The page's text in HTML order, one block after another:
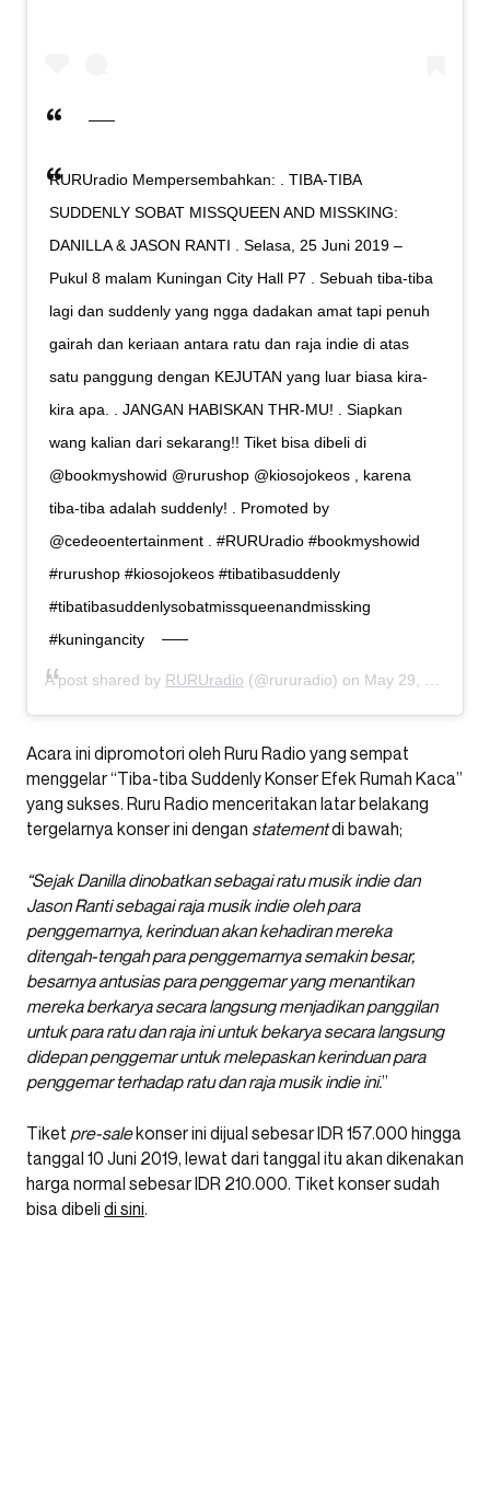
RURUradio Mempersembahkan: . TIBA-TIBA
SUDDENLY SOBAT MISSQUEEN AND MISSKING:
DANILLA & JASON RANTI . Selasa, 25 Juni 2019 –
Pukul 8 malam Kuningan City Hall P7 . Sebuah tiba-tiba
lagi dan suddenly yang ngga dadakan amat tapi penuh
gairah dan keriaan antara ratu dan raja indie di atas
satu panggung dengan KEJUTAN yang luar biasa kira-
kira apa. . JANGAN HABISKAN THR-MU! . Siapkan
wang kalian dari sekarang!! Tiket bisa dibeli di
@bookmyshowid @rurushop @kiosojokeos , karena
tiba-tiba adalah suddenly! . Promoted by
@cedeoentertainment . #RURUradio #bookmyshowid
#rurushop #kiosojokeos #tibatibasuddenly
#tibatibasuddenlysobatmissqueenandmissking
#kuningancity
A post shared by RURUradio (@rururadio) on May 29, 2019 at 10:14am PDT
Acara ini dipromotori oleh Ruru Radio yang sempat
menggelar “Tiba-tiba Suddenly Konser Efek Rumah Kaca”
yang sukses. Ruru Radio menceritakan latar belakang
tergelarnya konser ini dengan statementdi bawah;
“Sejak Danilla dinobatkan sebagai ratu musik indie dan
Jason Ranti sebagai raja musik indie oleh para
penggemarnya, kerinduan akan kehadiran mereka
ditengah-tengah para penggemarnya semakin besar,
besarnya antusias para penggemar yang menantikan
mereka berkarya secara langsung menjadikan panggilan
untuk para ratu dan raja ini untuk bekarya secara langsung
didepan penggemar untuk melepaskan kerinduan para
penggemar terhadap ratu dan raja musik indie ini.”
Tiket pre-salekonser ini dijual sebesar IDR 157.000 hingga
tanggal 10 Juni 2019, lewat dari tanggal itu akan dikenakan
harga normal sebesar IDR 210.000. Tiket konser sudah
bisa dibeli di sini.